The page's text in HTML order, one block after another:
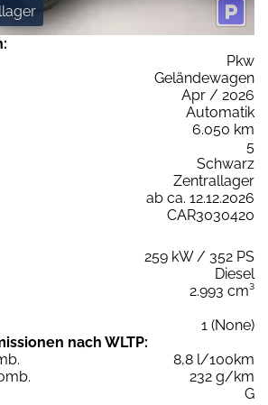
Pkw
Geländewagen
Apr / 2026
Automatik
6.050 km
5
Schwarz
Zentrallager
ab ca. 12.12.2026
CAR3030420
259 kW / 352 PS
Diesel
2.993 cm³
1 (None)
nach WLTP:
8,8 l/100km
232 g/km
G